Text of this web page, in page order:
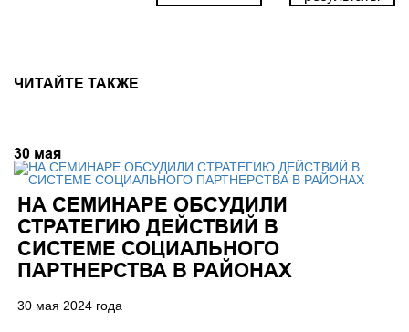
ЧИТАЙТЕ ТАКЖЕ
30 мая
НА СЕМИНАРЕ ОБСУДИЛИ
СТРАТЕГИЮ ДЕЙСТВИЙ В
СИСТЕМЕ СОЦИАЛЬНОГО
ПАРТНЕРСТВА В РАЙОНАХ
30 мая 2024 года